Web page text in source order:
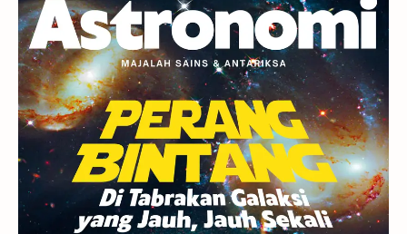
Berita Hujan Meteor Satelit Alami
Rasi Bintang Teleskop Saturnus
GBT 2018 UFO Advertorial
Astrofotografi
Stasiun Luar Angkasa Internasional